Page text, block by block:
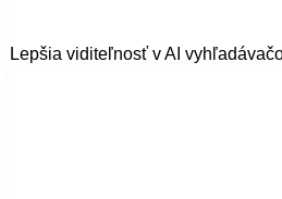
Lepšia viditeľnosť v AI